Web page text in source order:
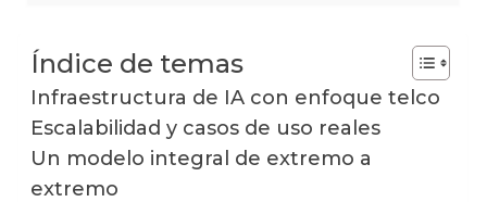
Índice de temas
Infraestructura de IA con enfoque telco
Escalabilidad y casos de uso reales
Un modelo integral de extremo a
extremo